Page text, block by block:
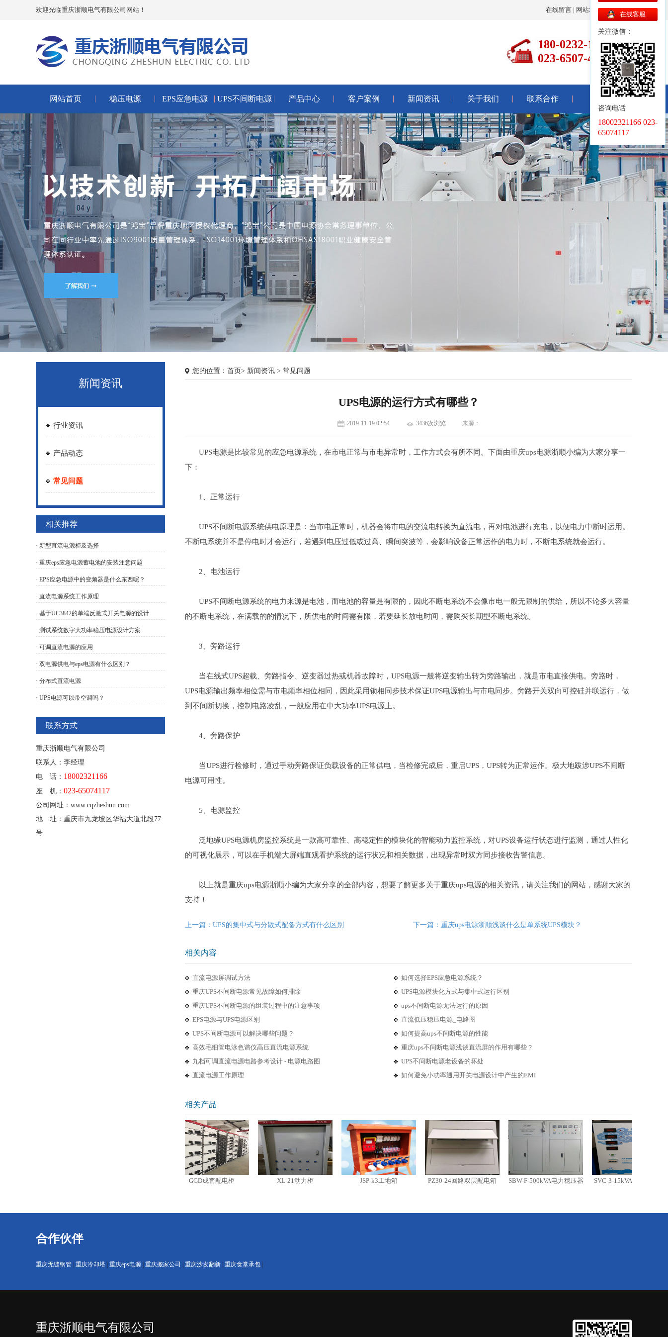
在线留言 | 网站地图|联系我们
欢迎光临重庆浙顺电气有限公司网站！
180-0232-1166
023-6507-4117
网站首页 稳压电源 EPS应急电源 UPS不间断电源 产品中心 客户案例 新闻资讯 关于我们 联系合作
新闻资讯
行业资讯
产品动态
常见问题
相关推荐
· 新型直流电源柜及选择
· 重庆eps应急电源蓄电池的安装注意问题
· EPS应急电源中的变频器是什么东西呢？
· 直流电源系统工作原理
· 基于UC3842的单端反激式开关电源的设计
· 测试系统数字大功率稳压电源设计方案
· 可调直流电源的应用
· 双电源供电与eps电源有什么区别？
· 分布式直流电源
· UPS电源可以带空调吗？
联系方式
重庆浙顺电气有限公司
联系人：李经理
电 话： 18002321166
座 机： 023-65074117
公司网址：www.cqzheshun.com
地 址：重庆市九龙坡区华福大道北段77
号
您的位置： 首页> 新闻资讯 > 常见问题
UPS电源的运行方式有哪些？
2019-11-19 02:54 3436次浏览 来源：
UPS电源是比较常见的应急电源系统，在市电正常与市电异常时，工作方式会有所不同。下面由重庆ups电源浙顺小编为大家分享一
下：
1、正常运行
UPS不间断电源系统供电原理是：当市电正常时，机器会将市电的交流电转换为直流电，再对电池进行充电，以便电力中断时运用。
不断电系统并不是停电时才会运行，若遇到电压过低或过高、瞬间突波等，会影响设备正常运作的电力时，不断电系统就会运行。
2、电池运行
UPS不间断电源系统的电力来源是电池，而电池的容量是有限的，因此不断电系统不会像市电一般无限制的供给，所以不论多大容量
的不断电系统，在满载的的情况下，所供电的时间需有限，若要延长放电时间，需购买长期型不断电系统。
3、旁路运行
当在线式UPS超载、旁路指令、逆变器过热或机器故障时，UPS电源一般将逆变输出转为旁路输出，就是市电直接供电。旁路时，
UPS电源输出频率相位需与市电频率相位相同，因此采用锁相同步技术保证UPS电源输出与市电同步。旁路开关双向可控硅并联运行，做
到不间断切换，控制电路凌乱，一般应用在中大功率UPS电源上。
4、旁路保护
当UPS进行检修时，通过手动旁路保证负载设备的正常供电，当检修完成后，重启UPS，UPS转为正常运作。极大地跋涉UPS不间断
电源可用性。
5、电源监控
泛地缘UPS电源机房监控系统是一款高可靠性、高稳定性的模块化的智能动力监控系统，对UPS设备运行状态进行监测，通过人性化
的可视化展示，可以在手机端大屏端直观看护系统的运行状况和相关数据，出现异常时双方同步接收告警信息。
以上就是重庆ups电源浙顺小编为大家分享的全部内容，想要了解更多关于重庆ups电源的相关资讯，请关注我们的网站，感谢大家的
支持！
上一篇：UPS的集中式与分散式配备方式有什么区别 下一篇：重庆ups电源浙顺浅谈什么是单系统UPS模块？
相关内容
直流电源屏调试方法
如何选择EPS应急电源系统？
重庆UPS不间断电源常见故障如何排除
UPS电源模块化方式与集中式运行区别
重庆UPS不间断电源的组装过程中的注意事项
ups不间断电源无法运行的原因
EPS电源与UPS电源区别
直流低压稳压电源_电路图
UPS不间断电源可以解决哪些问题？
如何提高ups不间断电源的性能
高效毛细管电泳色谱仪高压直流电源系统
重庆ups不间断电源浅谈直流屏的作用有哪些？
九档可调直流电源电路参考设计 - 电源电路图
UPS不间断电源老设备的坏处
直流电源工作原理
如何避免小功率通用开关电源设计中产生的EMI
相关产品
GGD成套配电柜 XL-21动力柜 JSP-k3工地箱 PZ30-24回路双层配电箱 SBW-F-500kVA电力稳压器 SVC-3-15kVA三相稳压器
合作伙伴
重庆无缝钢管 重庆冷却塔 重庆eps电源 重庆搬家公司 重庆沙发翻新 重庆食堂承包
重庆浙顺电气有限公司
在线客服
关注微信：
咨询电话
18002321166 023-
65074117